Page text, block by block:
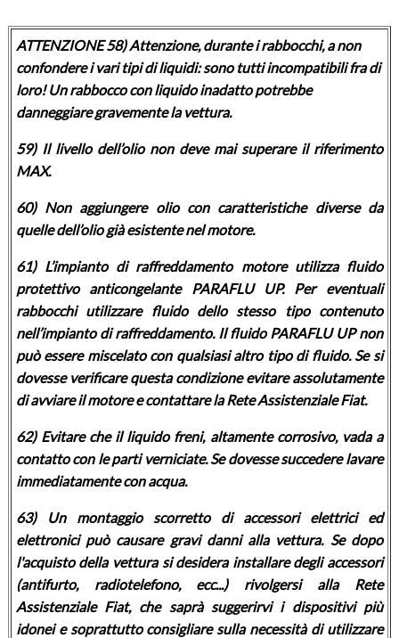
ATTENZIONE 58) Attenzione, durante i rabbocchi, a non
confondere i vari tipi di liquidi: sono tutti incompatibili fra di
loro! Un rabbocco con liquido inadatto potrebbe
danneggiare gravemente la vettura.
59) Il livello dell’olio non deve mai superare il riferimento
MAX.
60) Non aggiungere olio con caratteristiche diverse da
quelle dell’olio già esistente nel motore.
61) L’impianto di raffreddamento motore utilizza fluido
protettivo anticongelante PARAFLU UP. Per eventuali
rabbocchi utilizzare fluido dello stesso tipo contenuto
nell’impianto di raffreddamento. Il fluido PARAFLU UP non
può essere miscelato con qualsiasi altro tipo di fluido. Se si
dovesse verificare questa condizione evitare assolutamente
di avviare il motore e contattare la Rete Assistenziale Fiat.
62) Evitare che il liquido freni, altamente corrosivo, vada a
contatto con le parti verniciate. Se dovesse succedere lavare
immediatamente con acqua.
63) Un montaggio scorretto di accessori elettrici ed
elettronici può causare gravi danni alla vettura. Se dopo
l'acquisto della vettura si desidera installare degli accessori
(antifurto, radiotelefono, ecc...) rivolgersi alla Rete
Assistenziale Fiat, che saprà suggerirvi i dispositivi più
idonei e soprattutto consigliare sulla necessità di utilizzare